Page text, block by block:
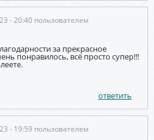
- 20:40 пользователем
за прекрасное
понравилось, всё просто супер!!!
ответить
- 19:59 пользователем